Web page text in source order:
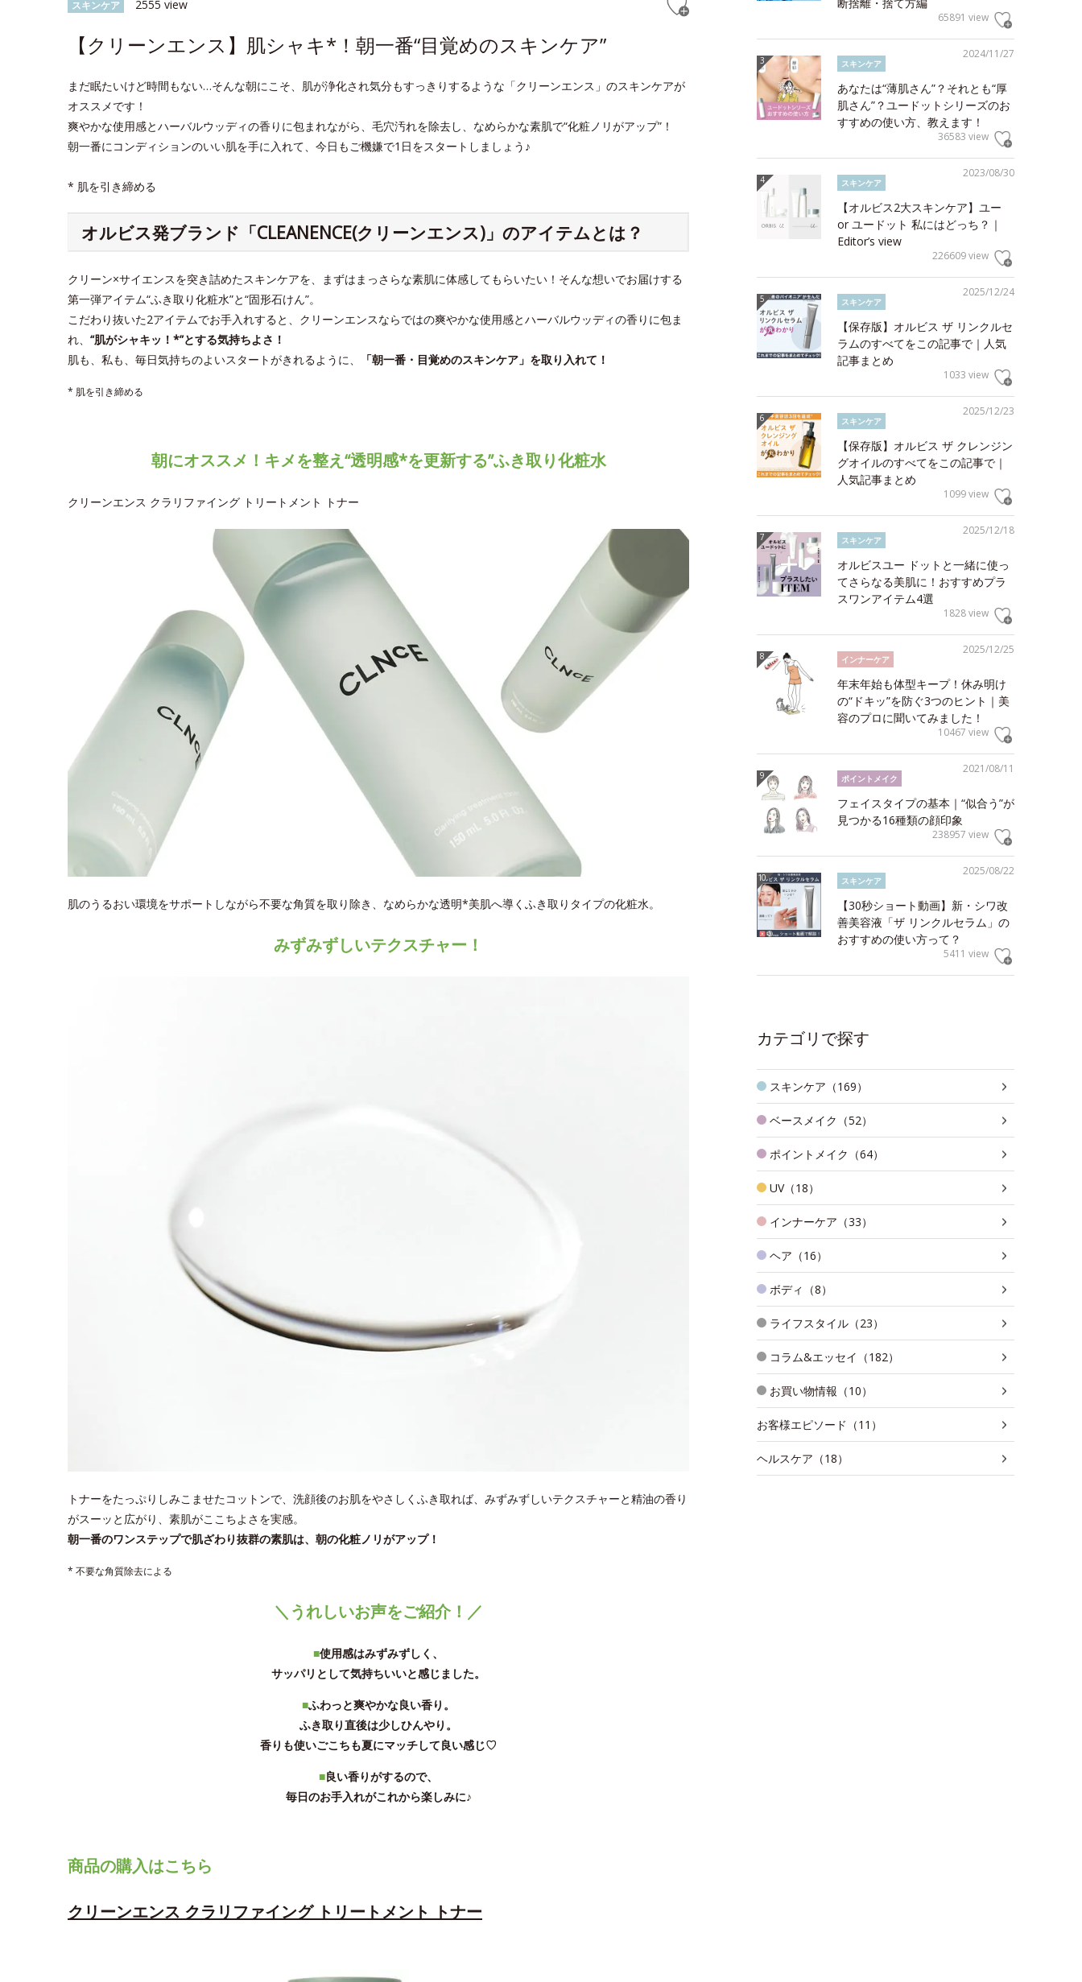
スキンケア 2555 view
【クリーンエンス】肌シャキ*！朝一番“目覚めのスキンケア”
まだ眠たいけど時間もない…そんな朝にこそ、肌が浄化され気分もすっきりするような「クリーンエンス」のスキンケアが
オススメです！
爽やかな使用感とハーバルウッディの香りに包まれながら、毛穴汚れを除去し、なめらかな素肌で“化粧ノリがアップ”！
朝一番にコンディションのいい肌を手に入れて、今日もご機嫌で1日をスタートしましょう♪
* 肌を引き締める
オルビス発ブランド「CLEANENCE(クリーンエンス)」のアイテムとは？
クリーン×サイエンスを突き詰めたスキンケアを、まずはまっさらな素肌に体感してもらいたい！そんな想いでお届けする
第一弾アイテム“ふき取り化粧水”と“固形石けん”。
こだわり抜いた2アイテムでお手入れすると、クリーンエンスならではの爽やかな使用感とハーバルウッディの香りに包ま
れ、 “肌がシャキッ！*”とする気持ちよさ！
肌も、私も、毎日気持ちのよいスタートがきれるように、
「朝一番・目覚めのスキンケア」を取り入れて！
* 肌を引き締める
朝にオススメ！キメを整え“透明感*を更新する”ふき取り化粧水
クリーンエンス クラリファイング トリートメント トナー
肌のうるおい環境をサポートしながら不要な角質を取り除き、なめらかな透明*美肌へ導くふき取りタイプの化粧水。
みずみずしいテクスチャー！
トナーをたっぷりしみこませたコットンで、洗顔後のお肌をやさしくふき取れば、みずみずしいテクスチャーと精油の香り
がスーッと広がり、素肌がここちよさを実感。
朝一番のワンステップで肌ざわり抜群の素肌は、朝の化粧ノリがアップ！
* 不要な角質除去による
＼うれしいお声をご紹介！／
■使用感はみずみずしく、
サッパリとして気持ちいいと感じました。
■ふわっと爽やかな良い香り。
ふき取り直後は少しひんやり。
香りも使いごこちも夏にマッチして良い感じ♡
■良い香りがするので、
毎日のお手入れがこれから楽しみに♪
商品の購入はこちら
クリーンエンス クラリファイング トリートメント トナー
65891 view
2024/11/27
スキンケア
あなたは“薄肌さん”？それとも“厚
肌さん”？ユードットシリーズのお
すすめの使い方、教えます！
36583 view
2023/08/30
スキンケア
【オルビス2大スキンケア】ユー
or ユードット 私にはどっち？｜
Editor’s view
226609 view
2025/12/24
スキンケア
【保存版】オルビス ザ リンクルセ
ラムのすべてをこの記事で｜人気
記事まとめ
1033 view
2025/12/23
スキンケア
【保存版】オルビス ザ クレンジン
グオイルのすべてをこの記事で｜
人気記事まとめ
1099 view
2025/12/18
スキンケア
オルビスユー ドットと一緒に使っ
てさらなる美肌に！おすすめプラ
スワンアイテム4選
1828 view
2025/12/25
インナーケア
年末年始も体型キープ！休み明け
の“ドキッ”を防ぐ3つのヒント｜美
容のプロに聞いてみました！
10467 view
2021/08/11
ポイントメイク
フェイスタイプの基本｜“似合う”が
見つかる16種類の顔印象
238957 view
2025/08/22
スキンケア
【30秒ショート動画】新・シワ改
善美容液「ザ リンクルセラム」の
おすすめの使い方って？
5411 view
カテゴリで探す
スキンケア（169）
ベースメイク（52）
ポイントメイク（64）
UV（18）
インナーケア（33）
ヘア（16）
ボディ（8）
ライフスタイル（23）
コラム&エッセイ（182）
お買い物情報（10）
お客様エピソード（11）
ヘルスケア（18）